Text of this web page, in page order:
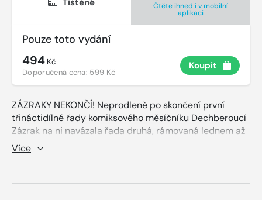
Čtěte ihned i v mobilní
aplikaci
Pouze toto vydání
494 Kč
Doporučená cena:599 Kč
Koupit
ZÁZRAKY NEKONČÍ! Neprodleně po skončení první
třináctidílné řady komiksového měsíčníku Dechberoucí
Zázrak na ni navázala řada druhá, rámovaná lednem až
prosincem 2017. Scenárista Petr Macek a výtvarník Petr
Kopl tak mohli pokračovat v dobrodružstvích prvního
komiksu. České legendy jako kouzelníka Žita nebo
Více